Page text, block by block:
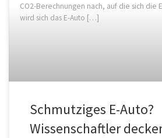
CO2-Berechnungen nach, auf die sich die
wird sich das E-Auto […]
Schmutziges E-Auto?
Wissenschaftler